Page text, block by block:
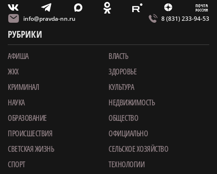
V T X O E Z m
info@pravda-nn.ru 8 (831) 233-94-53
РУБРИКИ
АФИША
ВЛАСТЬ
ЖКХ
ЗДОРОВЬЕ
КРИМИНАЛ
КУЛЬТУРА
НАУКА
НЕДВИЖИМОСТЬ
ОБРАЗОВАНИЕ
ОБЩЕСТВО
ПРОИСШЕСТВИЯ
ОФИЦИАЛЬНО
СВЕТСКАЯ ЖИЗНЬ
СЕЛЬСКОЕ ХОЗЯЙСТВО
СПОРТ
ТЕХНОЛОГИИ